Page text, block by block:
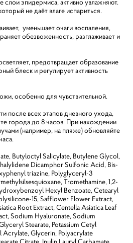
слои эпидермиса, активно увлажняют.
не даёт влаге испариться.
уменьшает очаги воспаления,
обезвоженность, разглаживает и
предотвращает образование
блеск и регулирует активность
особенно для чувствительной.
после всех этапов дневного ухода,
города до 8 часов. При нахождении
(например, на пляже) обновляйте
Butyloctyl Salicylate, Butylene Glycol,
Dicamphor Sulfonic Acid, Bis-
triazine, Polyglyceryl-3
Tromethamine, 1,2-
Hexyl Benzoate, Cetearyl
15, Safflower Flower Extract,
Root Extract, Centella Asiatica Leaf
Sodium Hyaluronate, Sodium
Stearate, Potassium Cetyl
Acrylate, Glycerin, Polyacrylate